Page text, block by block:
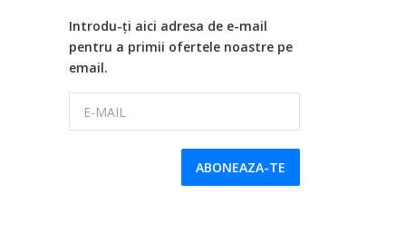
Introdu-ți aici adresa de e-mail
pentru a primii ofertele noastre pe
email.
ABONEAZA-TE